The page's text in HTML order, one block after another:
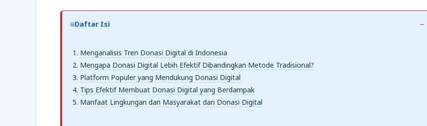
Daftar Isi
Menganalisis Tren Donasi Digital di Indonesia
Mengapa Donasi Digital Lebih Efektif Dibandingkan Metode Tradisional?
Platform Populer yang Mendukung Donasi Digital
Tips Efektif Membuat Donasi Digital yang Berdampak
Manfaat Lingkungan dan Masyarakat dari Donasi Digital